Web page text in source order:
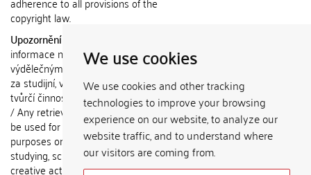
We use cookies
We use cookies and other tracking
technologies to improve your browsing
experience on our website, to analyze our
website traffic, and to understand where
our visitors are coming from.
copyright law.
Upozornění / Notice:
informace nemohou být použity k
výdělečným účelům nebo vydávány
za studijní, vědeckou nebo jinou
tvůrčí činnost jiné osoby než autora.
/ Any retrieved information shall not
be used for any commercial
purposes or claimed as results of
studying, scientific or any other
creative activities of any person